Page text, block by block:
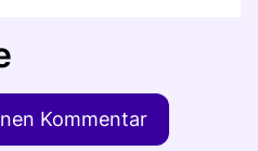
Kommentar